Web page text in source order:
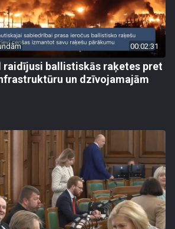
00:02:31
raidījusi ballistiskās raķetes pret
un dzīvojamajām